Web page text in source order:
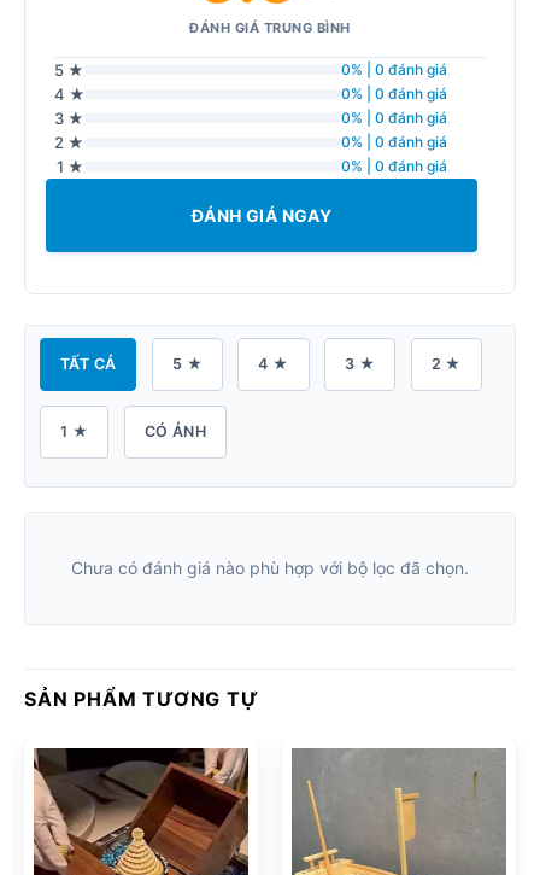
ĐÁNH GIÁ TRUNG BÌNH
5 ★ 0% | 0 đánh giá
4 ★ 0% | 0 đánh giá
3 ★ 0% | 0 đánh giá
2 ★ 0% | 0 đánh giá
1 ★ 0% | 0 đánh giá
ĐÁNH GIÁ NGAY
TẤT CẢ 5 ★ 4 ★ 3 ★ 2 ★
1 ★ CÓ ẢNH
Chưa có đánh giá nào phù hợp với bộ lọc đã chọn.
SẢN PHẨM TƯƠNG TỰ